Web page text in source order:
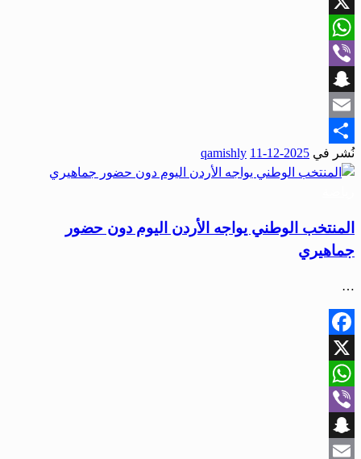
X
WhatsApp
Viber
Snapchat
Email
Share
نُشر في 2025-12-11
qamishly
المنتخب الوطني يواجه الأردن اليوم دون حضور
جماهيري
…
Facebook
X
WhatsApp
Viber
Snapchat